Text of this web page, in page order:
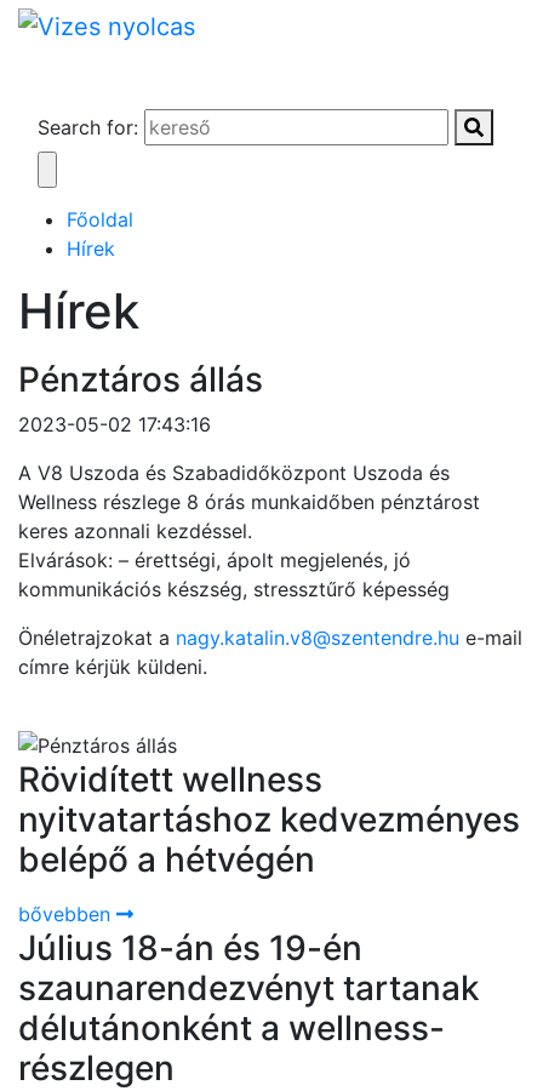
Search for:
Főoldal
Hírek
Hírek
Pénztáros állás
2023-05-02 17:43:16
A V8 Uszoda és Szabadidőközpont Uszoda és
Wellness részlege 8 órás munkaidőben pénztárost
keres azonnali kezdéssel.
Elvárások: – érettségi, ápolt megjelenés, jó
kommunikációs készség, stressztűrő képesség
Önéletrajzokat a nagy.katalin.v8@szentendre.hu e-mail
címre kérjük küldeni.
Rövidített wellness
nyitvatartáshoz kedvezményes
belépő a hétvégén
bővebben
Július 18-án és 19-én
szaunarendezvényt tartanak
délutánonként a wellness-
részlegen